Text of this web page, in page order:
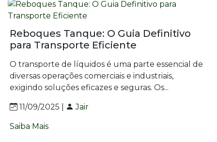
Reboques Tanque: O Guia Definitivo
para Transporte Eficiente
O transporte de líquidos é uma parte essencial de
diversas operações comerciais e industriais,
exigindo soluções eficazes e seguras. Os...
11/09/2025 | Jair
Saiba Mais